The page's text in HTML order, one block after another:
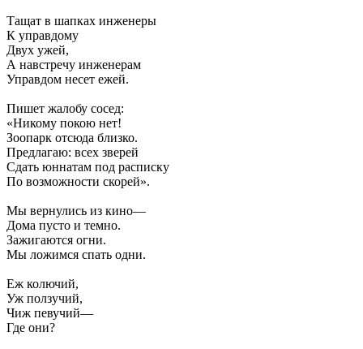
Тащат в шапках инженеры
К управдому
Двух ужей,
А навстречу инженерам
Управдом несет ежей.
Пишет жалобу сосед:
«Никому покою нет!
Зоопарк отсюда близко.
Предлагаю: всех зверей
Сдать юннатам под расписку
По возможности скорей».
Мы вернулись из кино—
Дома пусто и темно.
Зажигаются огни.
Мы ложимся спать одни.
Еж колючий,
Уж ползучий,
Чиж певучий—
Где они?